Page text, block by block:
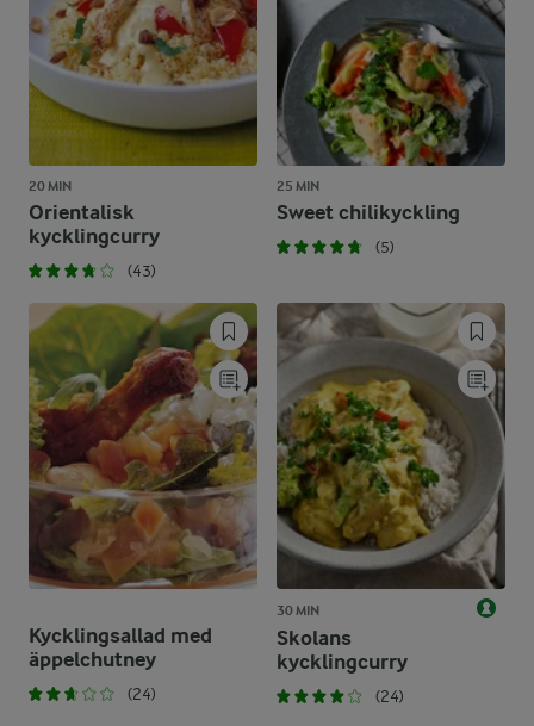
20 MIN
Orientalisk
kycklingcurry
(43)
25 MIN
Sweet chilikyckling
(5)
Kycklingsallad med
äppelchutney
(24)
30 MIN
Skolans
kycklingcurry
(24)